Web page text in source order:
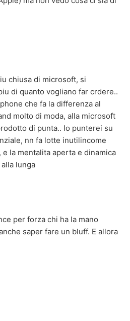
chiusa di microsoft, si
di quanto vogliano far crdere..
che fa la differenza al
molto di moda, alla microsoft
di punta.. Io punterei su
nn fa lotte inutilincome
la mentalita aperta e dinamica
lunga
per forza chi ha la mano
saper fare un bluff. E allora